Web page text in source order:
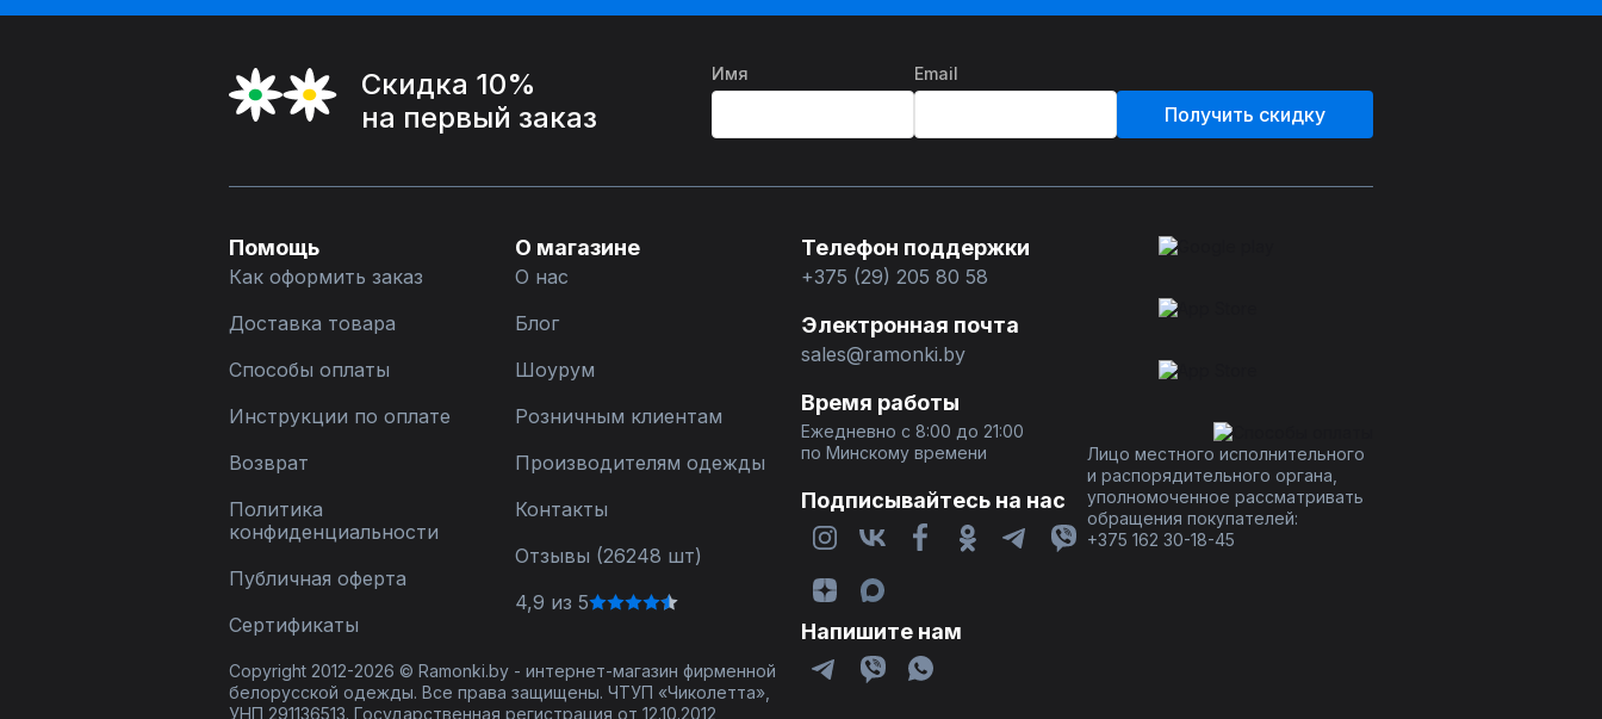
Скидка 10%
на первый заказ
Имя Email
Получить скидку
Помощь
Как оформить заказ
Доставка товара
Способы оплаты
Инструкции по оплате
Возврат
Политика
конфиденциальности
Публичная оферта
Сертификаты
О магазине
О нас
Блог
Шоурум
Розничным клиентам
Производителям одежды
Контакты
Отзывы (26248 шт)
4,9 из 5
Телефон поддержки
+375 (29) 205 80 58
Электронная почта
sales@ramonki.by
Время работы
Ежедневно с 8:00 до 21:00
по Минскому времени
Подписывайтесь на нас
Напишите нам
Лицо местного исполнительного
и распорядительного органа,
уполномоченное рассматривать
обращения покупателей:
+375 162 30-18-45
Copyright 2012-2026 © Ramonki.by - интернет-магазин фирменной
белорусской одежды. Все права защищены. ЧТУП «Чиколетта»,
УНП 291136513. Государственная регистрация от 12.10.2012